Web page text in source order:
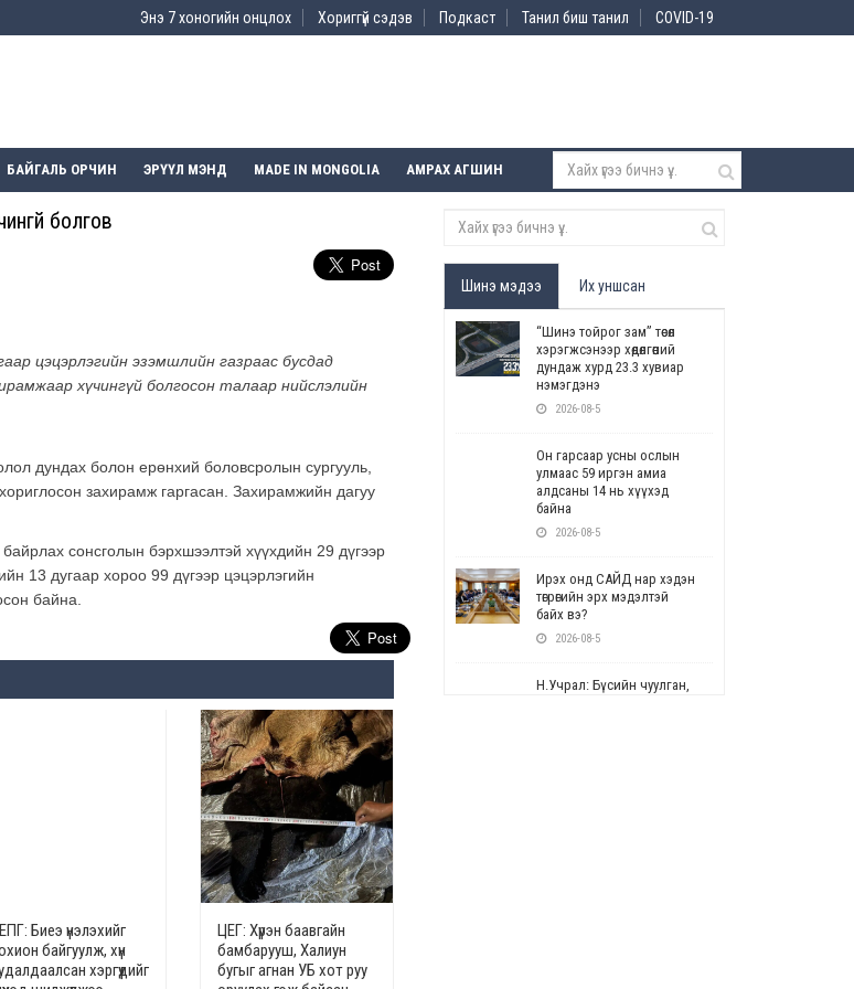
Энэ 7 хоногийн онцлох Хориггүй сэдэв Подкаст Танил биш танил COVID-19
БАЙГАЛЬ ОРЧИН ЭРҮҮЛ МЭНД MADE IN MONGOLIA АМРАХ АГШИН
болгов
цэцэрлэгийн эзэмшлийн газраас бусдад
хүчингүй болгосон талаар нийслэлийн
дундах болон ерөнхий боловсролын сургууль,
захирамж гаргасан. Захирамжийн дагуу
сонсголын бэрхшээлтэй хүүхдийн 29 дүгээр
13 дугаар хороо 99 дүгээр цэцэрлэгийн
байна.
Биеэ үнэлэхийг
байгуулж, хүн
хэргүүдийг
ЦЕГ: Хүрэн баавгайн
бамбарууш, Халиун
бугыг агнан УБ хот руу
Шинэ мэдээ Их уншсан
“Шинэ тойрог зам” төсөл
хэрэгжсэнээр хөдөлгөөний
дундаж хурд 23.3 хувиар
нэмэгдэнэ
2026-08-5
Он гарсаар усны ослын
улмаас 59 иргэн амиа
алдсаны 14 нь хүүхэд
байна
2026-08-5
Ирэх онд САЙД нар хэдэн
төгрөгийн эрх мэдэлтэй
байх вэ?
2026-08-5
Н.Учрал: Бүсийн чуулган,